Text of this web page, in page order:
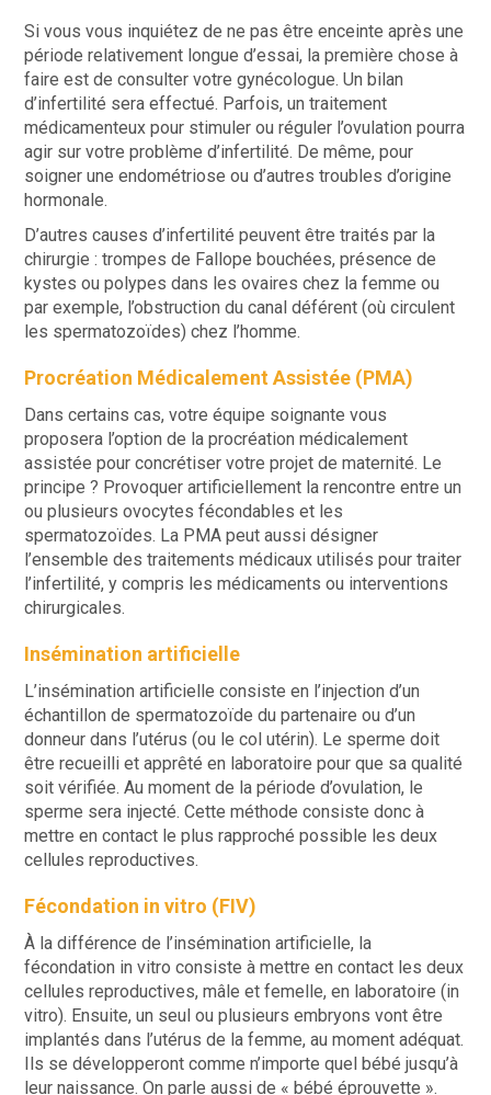
Si vous vous inquiétez de ne pas être enceinte après une
période relativement longue d’essai, la première chose à
faire est de consulter votre gynécologue. Un bilan
d’infertilité sera effectué. Parfois, un traitement
médicamenteux pour stimuler ou réguler l’ovulation pourra
agir sur votre problème d’infertilité. De même, pour
soigner une endométriose ou d’autres troubles d’origine
hormonale.
D’autres causes d’infertilité peuvent être traités par la
chirurgie : trompes de Fallope bouchées, présence de
kystes ou polypes dans les ovaires chez la femme ou
par exemple, l’obstruction du canal déférent (où circulent
les spermatozoïdes) chez l’homme.
Procréation Médicalement Assistée (PMA)
Dans certains cas, votre équipe soignante vous
proposera l’option de la procréation médicalement
assistée pour concrétiser votre projet de maternité. Le
principe ? Provoquer artificiellement la rencontre entre un
ou plusieurs ovocytes fécondables et les
spermatozoïdes. La PMA peut aussi désigner
l’ensemble des traitements médicaux utilisés pour traiter
l’infertilité, y compris les médicaments ou interventions
chirurgicales.
Insémination artificielle
L’insémination artificielle consiste en l’injection d’un
échantillon de spermatozoïde du partenaire ou d’un
donneur dans l’utérus (ou le col utérin). Le sperme doit
être recueilli et apprêté en laboratoire pour que sa qualité
soit vérifiée. Au moment de la période d’ovulation, le
sperme sera injecté. Cette méthode consiste donc à
mettre en contact le plus rapproché possible les deux
cellules reproductives.
Fécondation in vitro (FIV)
À la différence de l’insémination artificielle, la
fécondation in vitro consiste à mettre en contact les deux
cellules reproductives, mâle et femelle, en laboratoire (in
vitro). Ensuite, un seul ou plusieurs embryons vont être
implantés dans l’utérus de la femme, au moment adéquat.
Ils se développeront comme n’importe quel bébé jusqu’à
leur naissance. On parle aussi de « bébé éprouvette ».